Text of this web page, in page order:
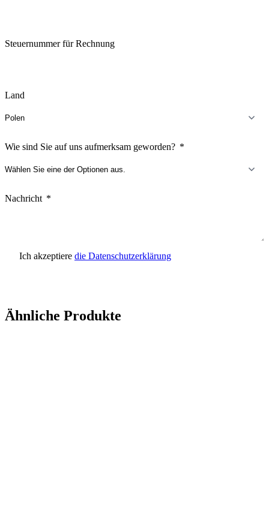
Steuernummer für Rechnung
Land
Wie sind Sie auf uns aufmerksam geworden?
Nachricht
Ich akzeptiere die Datenschutzerklärung
Ähnliche Produkte